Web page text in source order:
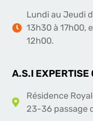
Lundi au Jeudi
13h30 à 17h00,
12h00.
A.S.I EXPERTISE
Résidence
23-36 passage